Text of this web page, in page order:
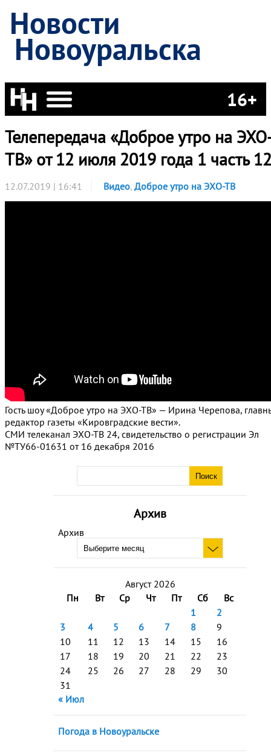
Новости
Новоуральска
16+
Архив
Архив
Август 2026
Пн
Вт Ср Чт Пт Сб
Вс
1
2
3
4 5 6 7 8
9
10
11 12 13 14 15
16
17
18 19 20 21 22
23
24
25 26 27 28 29
30
31
« Июл
Погода в Новоуральске
Телепередача «Доброе утро на
ТВ» от 12 июля 2019 года 1 часть
12.07.2019 | 16:41 Видео, Доброе утро на ЭХО-ТВ
Гость шоу «Доброе утро на ЭХО-ТВ» — Ирина Черепова,
редактор газеты «Кировградские вести».
СМИ телеканал ЭХО-ТВ 24, свидетельство о регистрации Эл
№ТУ66-01631 от 16 декабря 2016